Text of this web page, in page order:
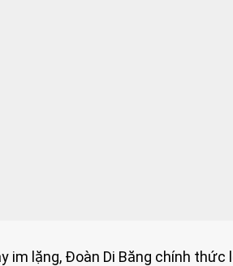
im lặng, Đoàn Di Băng chính